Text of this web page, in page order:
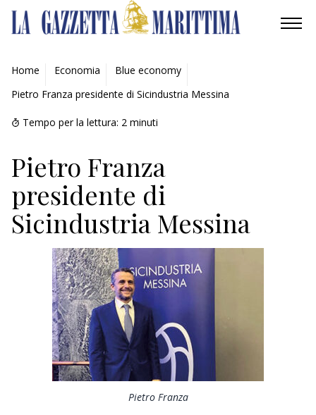
AMBIENTE
MOBILITÀ
INDUSTRIA
RICERCA
ECONOMIA
TURISMO
CULTURA
NAUTICA
EDITORIALI
Home Economia
Blue economy
Pietro Franza presidente di Sicindustria Messina
Tempo per la lettura: 2 minuti
Pietro Franza
presidente di
Sicindustria Messina
Pietro Franza